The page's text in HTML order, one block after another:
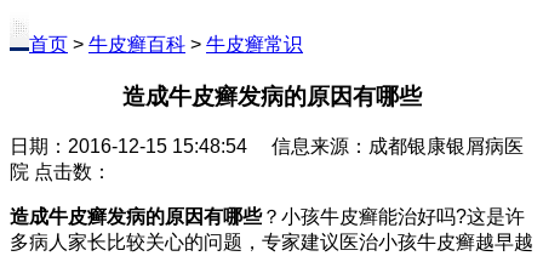
首页 > 牛皮癣百科 > 牛皮癣常识
造成牛皮癣发病的原因有哪些
日期：2016-12-15 15:48:54 信息来源：成都银康银屑病医
院 点击数：
造成牛皮癣发病的原因有哪些？小孩牛皮癣能治好吗?这是许
多病人家长比较关心的问题，专家建议医治小孩牛皮癣越早越